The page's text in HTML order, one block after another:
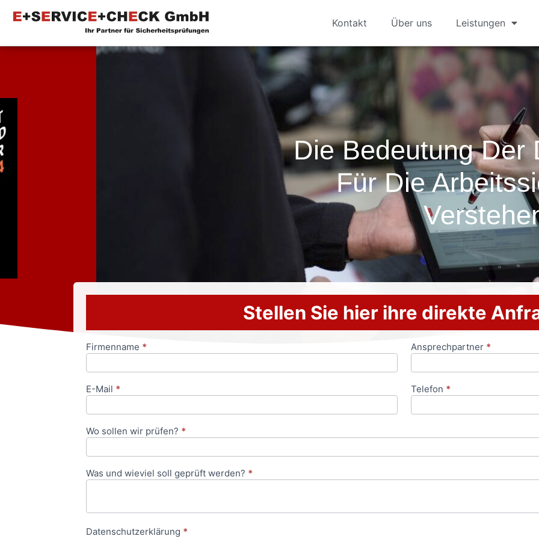
Kontakt Über uns Leistungen
Die Bedeutung Der
Für Die
Stellen Sie hier ihre direkte
Anfrageformular
Firmenname * Ansprechpartner *
E-Mail * Telefon *
Wo sollen wir prüfen? *
Was und wieviel soll geprüft werden? *
Datenschutzerklärung *